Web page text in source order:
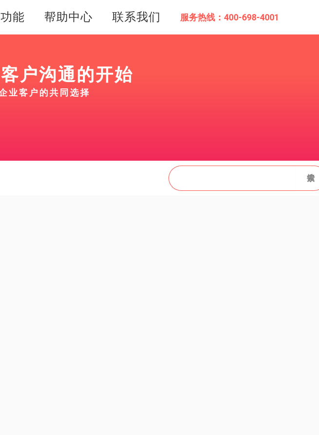
能 帮助中心 联系我们 服务热线：400-698-4001
户沟通的开始
业客户的共同选择
搜
索
搜索